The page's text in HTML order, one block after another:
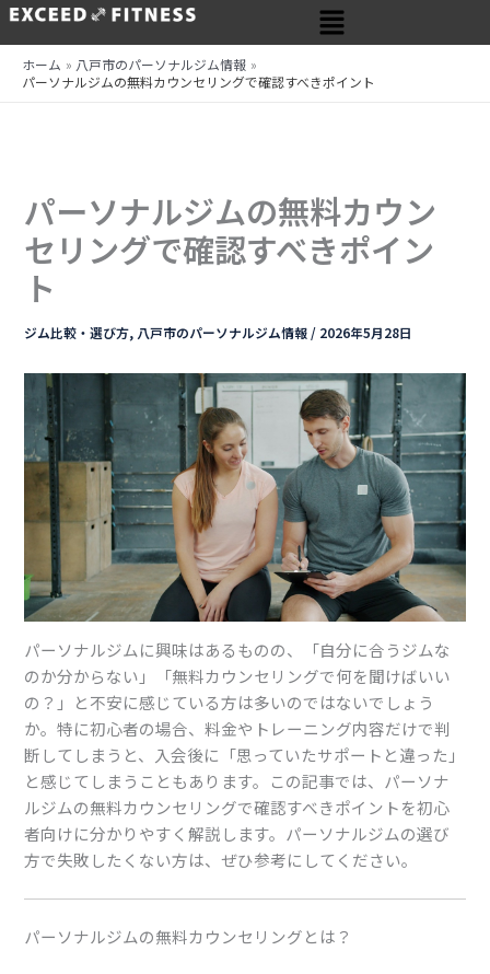
内
メ
ニ
ー
ホーム
八戸市のパーソナルジム情報
パーソナルジムの無料カウンセリングで確認すべきポイント
パーソナルジムの無料カウン
セリングで確認すべきポイン
ト
ジム比較・選び方, 八戸市のパーソナルジム情報 / 2026年5月28日
パーソナルジムに興味はあるものの、「自分に合うジムな
のか分からない」「無料カウンセリングで何を聞けばいい
の？」と不安に感じている方は多いのではないでしょう
か。特に初心者の場合、料金やトレーニング内容だけで判
断してしまうと、入会後に「思っていたサポートと違った」
と感じてしまうこともあります。この記事では、パーソナ
ルジムの無料カウンセリングで確認すべきポイントを初心
者向けに分かりやすく解説します。パーソナルジムの選び
方で失敗したくない方は、ぜひ参考にしてください。
パーソナルジムの無料カウンセリングとは？